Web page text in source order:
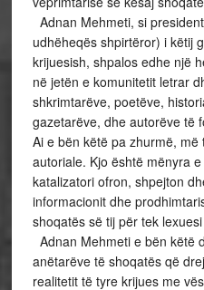
Adnan Mehmeti, si
udhëheqës shpirtëror) i këtij
krijuesish, shpalos edhe një
në jetën e komunitetit letrar
shkrimtarëve, poetëve,
gazetarëve, dhe autorëve të
Ai e bën këtë pa zhurmë,
autoriale. Kjo është mënyra
katalizatori ofron, shpejton
informacionit dhe
shoqatës së tij për tek
Adnan Mehmeti e bën këtë
anëtarëve të shoqatës që
realitetit të tyre krijues me